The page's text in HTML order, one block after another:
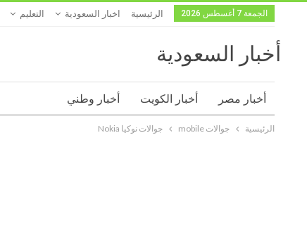
الجمعة 7 أغسطس 2026 الرئيسية اخبار السعودية التعليم
أخبار السعودية
أخبار مصر أخبار الكويت أخبار وطني
الرئيسية جوالات mobile جوالات نوكيا Nokia